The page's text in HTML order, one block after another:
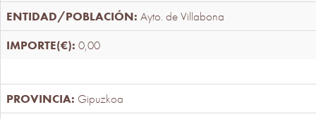
Ayto. de Villabona
0,00
Gipuzkoa